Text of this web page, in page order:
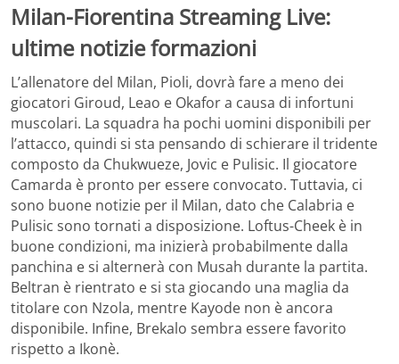
Milan-Fiorentina Streaming Live:
ultime notizie formazioni
L’allenatore del Milan, Pioli, dovrà fare a meno dei
giocatori Giroud, Leao e Okafor a causa di infortuni
muscolari. La squadra ha pochi uomini disponibili per
l’attacco, quindi si sta pensando di schierare il tridente
composto da Chukwueze, Jovic e Pulisic. Il giocatore
Camarda è pronto per essere convocato. Tuttavia, ci
sono buone notizie per il Milan, dato che Calabria e
Pulisic sono tornati a disposizione. Loftus-Cheek è in
buone condizioni, ma inizierà probabilmente dalla
panchina e si alternerà con Musah durante la partita.
Beltran è rientrato e si sta giocando una maglia da
titolare con Nzola, mentre Kayode non è ancora
disponibile. Infine, Brekalo sembra essere favorito
rispetto a Ikonè.